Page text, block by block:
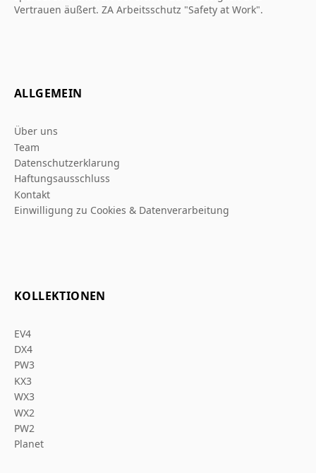
Vertrauen äußert. ZA Arbeitsschutz "Safety at Work".
ALLGEMEIN
Über uns
Team
Datenschutzerklarung
Haftungsausschluss
Kontakt
Einwilligung zu Cookies & Datenverarbeitung
KOLLEKTIONEN
EV4
DX4
PW3
KX3
WX3
WX2
PW2
Planet